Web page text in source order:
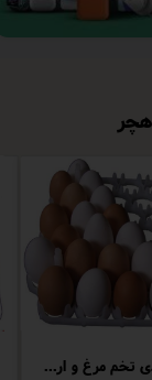
شانه 42 عددی تخم مرغ و اردک